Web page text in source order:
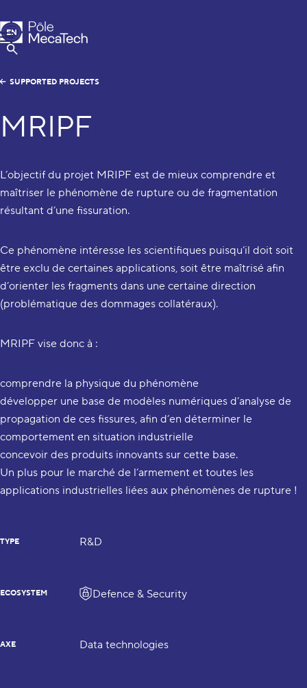
MecaTech
Menu
Show Search
EN
FR
SUPPORTED PROJECTS
MRIPF
L’objectif du projet MRIPF est de mieux comprendre et
maîtriser le phénomène de rupture ou de fragmentation
résultant d’une fissuration.
Ce phénomène intéresse les scientifiques puisqu’il doit soit
être exclu de certaines applications, soit être maîtrisé afin
d’orienter les fragments dans une certaine direction
(problématique des dommages collatéraux).
MRIPF vise donc à :
comprendre la physique du phénomène
développer une base de modèles numériques d’analyse de
propagation de ces fissures, afin d’en déterminer le
comportement en situation industrielle
concevoir des produits innovants sur cette base.
Un plus pour le marché de l’armement et toutes les
applications industrielles liées aux phénomènes de rupture !
TYPE R&D
ECOSYSTEM Defence & Security
AXE Data technologies